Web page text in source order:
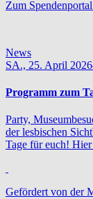
Zum
News
SA., 25. April
Programm zum
Party,
der lesbischen
Tage für euch!
Gefördert von der